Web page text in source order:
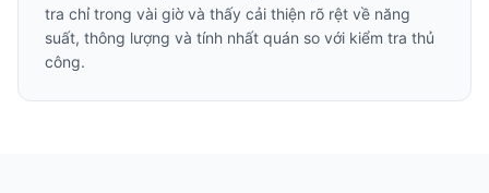
tra chỉ trong vài giờ và thấy cải thiện rõ rệt về năng
suất, thông lượng và tính nhất quán so với kiểm tra thủ
công.